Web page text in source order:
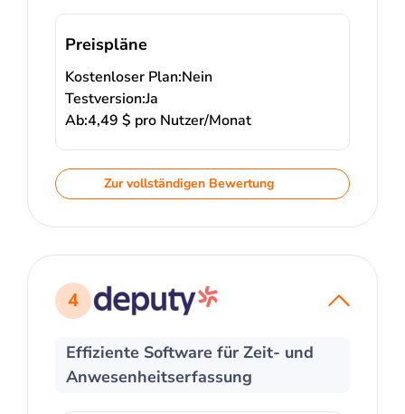
Preispläne
Kostenloser Plan:Nein
Testversion:Ja
Ab:4,49 $ pro Nutzer/Monat
Zur vollständigen Bewertung
4
Effiziente Software für Zeit- und
Anwesenheitserfassung